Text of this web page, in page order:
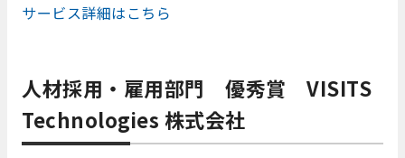
サービス詳細はこちら
人材採用・雇用部門 優秀賞 VISITS
Technologies 株式会社